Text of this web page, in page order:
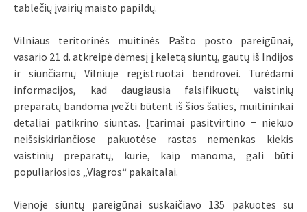
tablečių įvairių maisto papildų.
Vilniaus teritorinės muitinės Pašto posto pareigūnai,
vasario 21 d. atkreipė dėmesį į keletą siuntų, gautų iš Indijos
ir siunčiamų Vilniuje registruotai bendrovei. Turėdami
informacijos, kad daugiausia falsifikuotų vaistinių
preparatų bandoma įvežti būtent iš šios šalies, muitininkai
detaliai patikrino siuntas. Įtarimai pasitvirtino − niekuo
neišsiskiriančiose pakuotėse rastas nemenkas kiekis
vaistinių preparatų, kurie, kaip manoma, gali būti
populiariosios „Viagros“ pakaitalai.
Vienoje siuntų pareigūnai suskaičiavo 135 pakuotes su